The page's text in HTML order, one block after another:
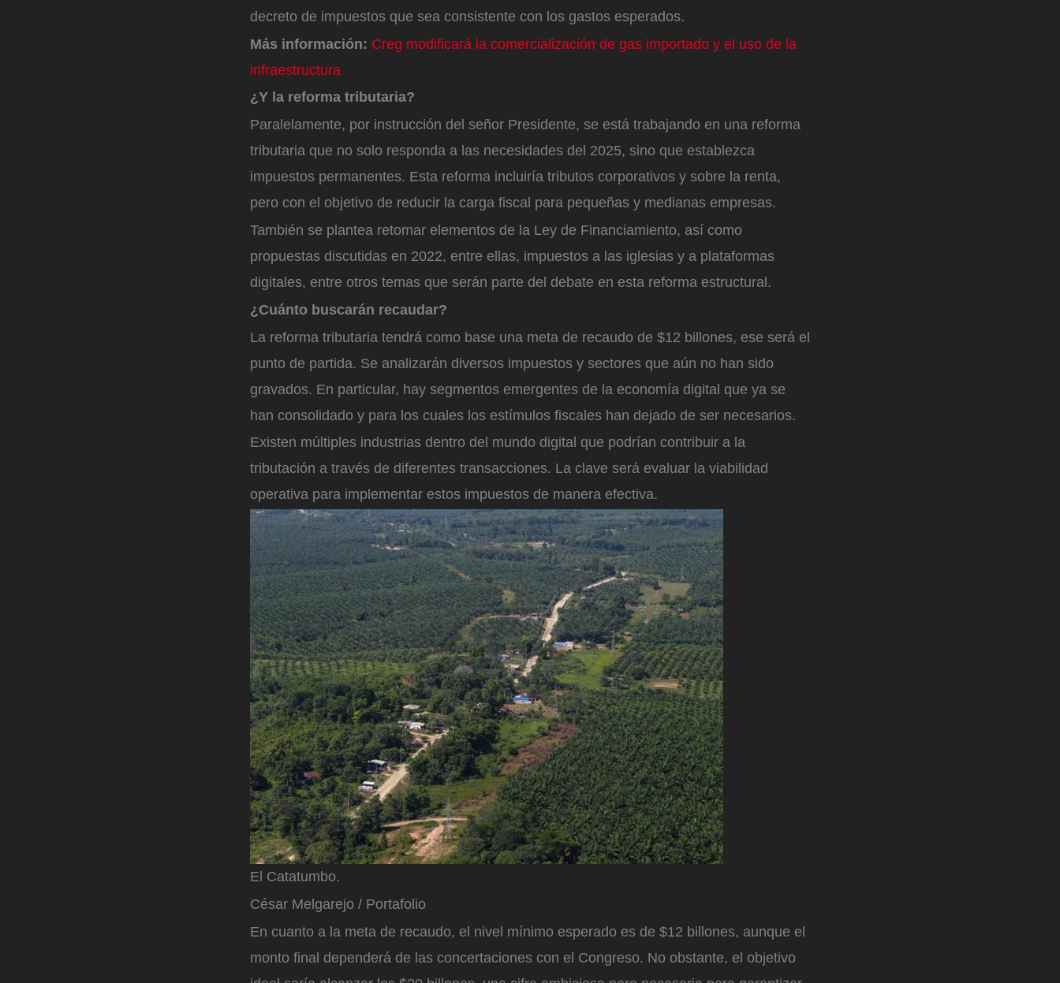
decreto de impuestos que sea consistente con los gastos esperados.
Más información: Creg modificará la comercialización de gas importado y el uso de la
infraestructura
¿Y la reforma tributaria?
Paralelamente, por instrucción del señor Presidente, se está trabajando en una reforma
tributaria que no solo responda a las necesidades del 2025, sino que establezca
impuestos permanentes. Esta reforma incluiría tributos corporativos y sobre la renta,
pero con el objetivo de reducir la carga fiscal para pequeñas y medianas empresas.
También se plantea retomar elementos de la Ley de Financiamiento, así como
propuestas discutidas en 2022, entre ellas, impuestos a las iglesias y a plataformas
digitales, entre otros temas que serán parte del debate en esta reforma estructural.
¿Cuánto buscarán recaudar?
La reforma tributaria tendrá como base una meta de recaudo de $12 billones, ese será el
punto de partida. Se analizarán diversos impuestos y sectores que aún no han sido
gravados. En particular, hay segmentos emergentes de la economía digital que ya se
han consolidado y para los cuales los estímulos fiscales han dejado de ser necesarios.
Existen múltiples industrias dentro del mundo digital que podrían contribuir a la
tributación a través de diferentes transacciones. La clave será evaluar la viabilidad
operativa para implementar estos impuestos de manera efectiva.
El Catatumbo.
César Melgarejo / Portafolio
En cuanto a la meta de recaudo, el nivel mínimo esperado es de $12 billones, aunque el
monto final dependerá de las concertaciones con el Congreso. No obstante, el objetivo